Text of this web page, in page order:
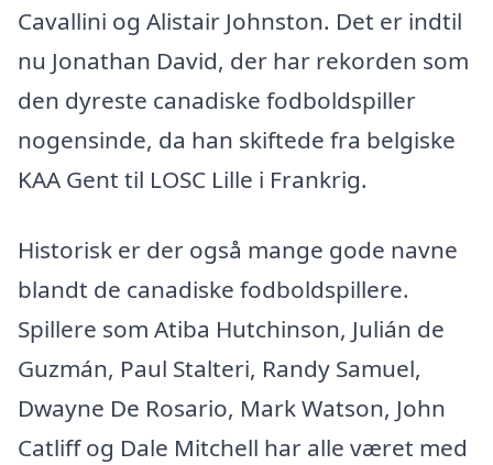
Cavallini og Alistair Johnston. Det er indtil
nu Jonathan David, der har rekorden som
den dyreste canadiske fodboldspiller
nogensinde, da han skiftede fra belgiske
KAA Gent til LOSC Lille i Frankrig.
Historisk er der også mange gode navne
blandt de canadiske fodboldspillere.
Spillere som Atiba Hutchinson, Julián de
Guzmán, Paul Stalteri, Randy Samuel,
Dwayne De Rosario, Mark Watson, John
Catliff og Dale Mitchell har alle været med